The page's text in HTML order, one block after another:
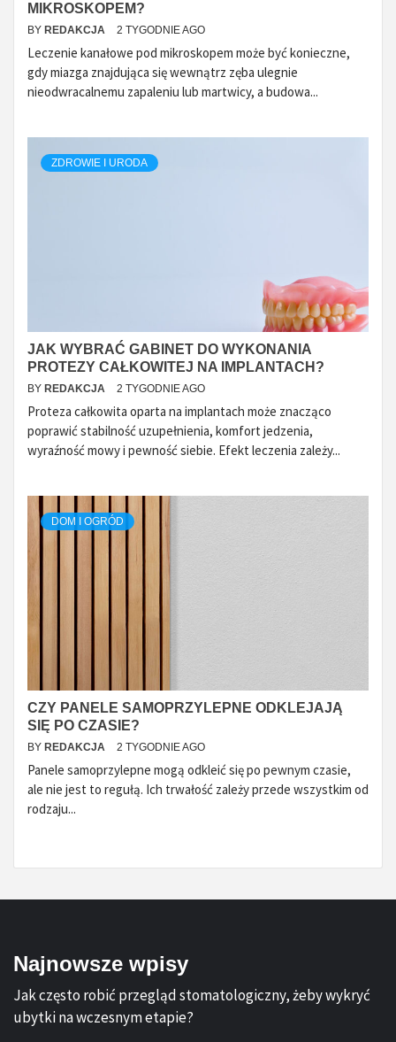
MIKROSKOPEM?
BY REDAKCJA 2 TYGODNIE AGO
Leczenie kanałowe pod mikroskopem może być konieczne,
gdy miazga znajdująca się wewnątrz zęba ulegnie
nieodwracalnemu zapaleniu lub martwicy, a budowa...
ZDROWIE I URODA
JAK WYBRAĆ GABINET DO WYKONANIA
PROTEZY CAŁKOWITEJ NA IMPLANTACH?
BY REDAKCJA 2 TYGODNIE AGO
Proteza całkowita oparta na implantach może znacząco
poprawić stabilność uzupełnienia, komfort jedzenia,
wyraźność mowy i pewność siebie. Efekt leczenia zależy...
DOM I OGRÓD
CZY PANELE SAMOPRZYLEPNE ODKLEJAJĄ
SIĘ PO CZASIE?
BY REDAKCJA 2 TYGODNIE AGO
Panele samoprzylepne mogą odkleić się po pewnym czasie,
ale nie jest to regułą. Ich trwałość zależy przede wszystkim od
rodzaju...
Najnowsze wpisy
Jak często robić przegląd stomatologiczny, żeby wykryć
ubytki na wczesnym etapie?